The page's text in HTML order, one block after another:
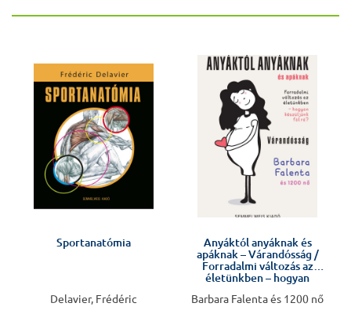
Sportanatómia
Delavier, Frédéric
Anyáktól anyáknak és
apáknak – Várandósság /
Forradalmi változás az
életünkben – hogyan
Barbara Falenta és 1200 nő